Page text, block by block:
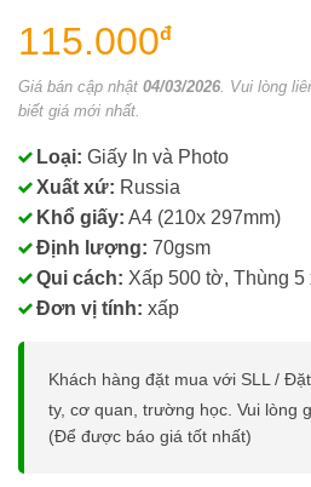
115.000đ
Giá bán cập nhật 04/03/2026 . Vui lòng
biết giá mới nhất.
Loại: Giấy In và Photo
Xuất xứ: Russia
Khổ giấy: A4 (210x 297mm)
Định lượng: 70gsm
Qui cách: Xấp 500 tờ, Thùng 5
Đơn vị tính: xấp
Khách hàng đặt mua với SLL /
ty, cơ quan, trường học. Vui lòng
(Để được báo giá tốt nhất)